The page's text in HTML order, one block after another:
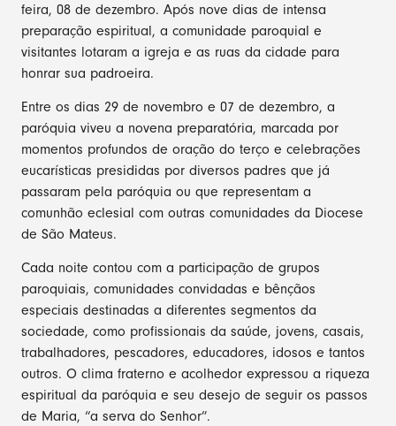
feira, 08 de dezembro. Após nove dias de intensa
preparação espiritual, a comunidade paroquial e
visitantes lotaram a igreja e as ruas da cidade para
honrar sua padroeira.
Entre os dias 29 de novembro e 07 de dezembro, a
paróquia viveu a novena preparatória, marcada por
momentos profundos de oração do terço e celebrações
eucarísticas presididas por diversos padres que já
passaram pela paróquia ou que representam a
comunhão eclesial com outras comunidades da Diocese
de São Mateus.
Cada noite contou com a participação de grupos
paroquiais, comunidades convidadas e bênçãos
especiais destinadas a diferentes segmentos da
sociedade, como profissionais da saúde, jovens, casais,
trabalhadores, pescadores, educadores, idosos e tantos
outros. O clima fraterno e acolhedor expressou a riqueza
espiritual da paróquia e seu desejo de seguir os passos
de Maria, “a serva do Senhor”.